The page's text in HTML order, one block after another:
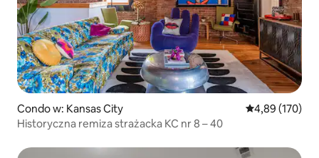
Condo w: Kansas City Średnia
4,89 (170)
Historyczna remiza strażacka KC nr 8 – 40